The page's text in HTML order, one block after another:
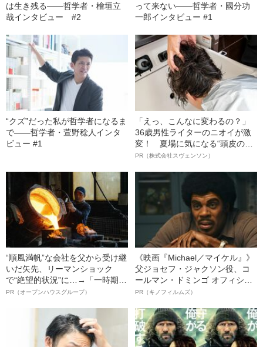
は生き残る――哲学者・檜垣立
哉インタビュー #2
って来ない――哲学者・國分功
一郎インタビュー #1
“クズ”だった私が哲学者になるま
で――哲学者・萱野稔人インタ
ビュー #1
「えっ、こんなに変わるの？」
36歳男性ライターのニオイが激
変！ 夏場に気になる“頭皮のニ
オイ”や“ベタつき”を解消す
ト”が生み出した徹底ケアとは
PR（株式会社スヴェンソン）
“順風満帆”な会社を父から受け継
いだ矢先、リーマンショック
で“絶望的状況”に…→「一時期は
納品3年待ち」のヒット商品を生
明かす、“逆転の戦術”
PR（オープンハウスグループ）
《映画『Michael／マイケル』》
父ジョセフ・ジャクソン役、コ
ールマン・ドミンゴ オフィシャ
ルインタビュー“観客を魅了した
語る”《日本興収70億円突破》
PR（キノフィルムズ）